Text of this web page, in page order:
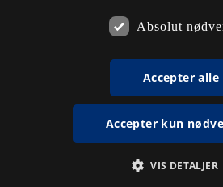
Absolut
Accepter alle
Accepter kun
VIS DETALJER